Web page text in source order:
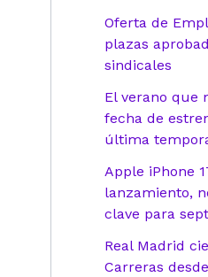
Oferta de
plazas
sindicales
El verano que
fecha de
última
Apple iPhone
lanzamiento,
clave para
Real Madrid
Carreras